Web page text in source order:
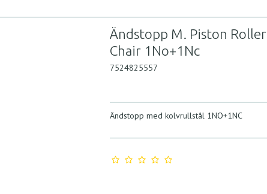
Ändstopp M. Piston Roller
Chair 1No+1Nc
7524825557
Ändstopp med kolvrullstål 1NO+1NC